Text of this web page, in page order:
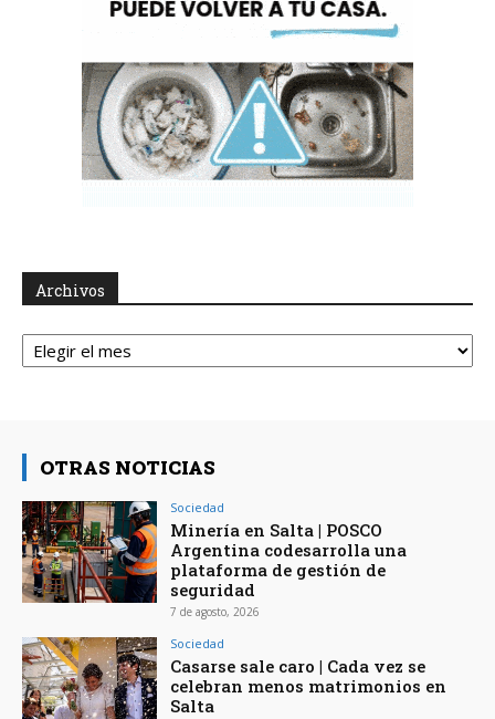
Archivos
Archivos
OTRAS NOTICIAS
Sociedad
Minería en Salta | POSCO
Argentina codesarrolla una
plataforma de gestión de
seguridad
7 de agosto, 2026
Sociedad
Casarse sale caro | Cada vez se
celebran menos matrimonios en
Salta